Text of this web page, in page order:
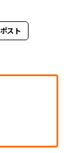
ポスト